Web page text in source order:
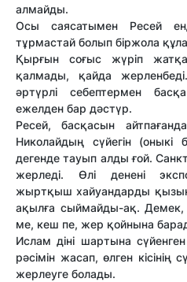
алмайды.
Осы саясатымен Ресей
тұрмастай болып біржола
Қырғын соғыс жүріп
қалмады, қайда
әртүрлі себептермен
ежелден бар дәстүр.
Ресей, басқасын
Николайдың сүйегін
дегенде тауып алды ғой.
жерледі. Өлі денені
жыртқыш хайуандарды
ақылға сыймайды-ақ. Демек,
ме, кеш пе, жер қойнына
Ислам діні шартына
рәсімін жасап, өлген кісінің
жерлеуге болады.